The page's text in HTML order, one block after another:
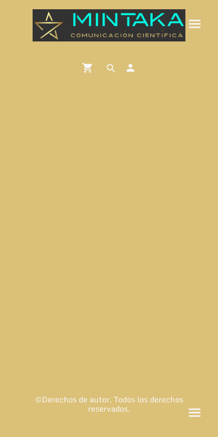
©Derechos de autor. Todos los derechos
reservados.